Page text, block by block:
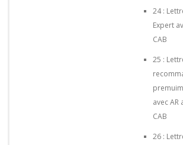
24 :
Expert
CAB
25 :
premuim
avec AR
CAB
26 :